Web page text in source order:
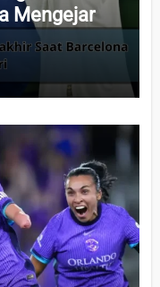
Mengejar